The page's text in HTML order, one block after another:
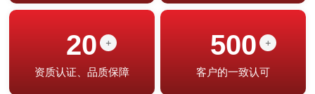
20 +
资质认证、品质保障
500 +
客户的一致认可